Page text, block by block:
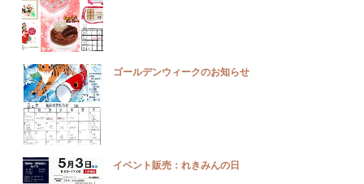
ゴールデンウィークのお知らせ
イベント販売：れきみんの日